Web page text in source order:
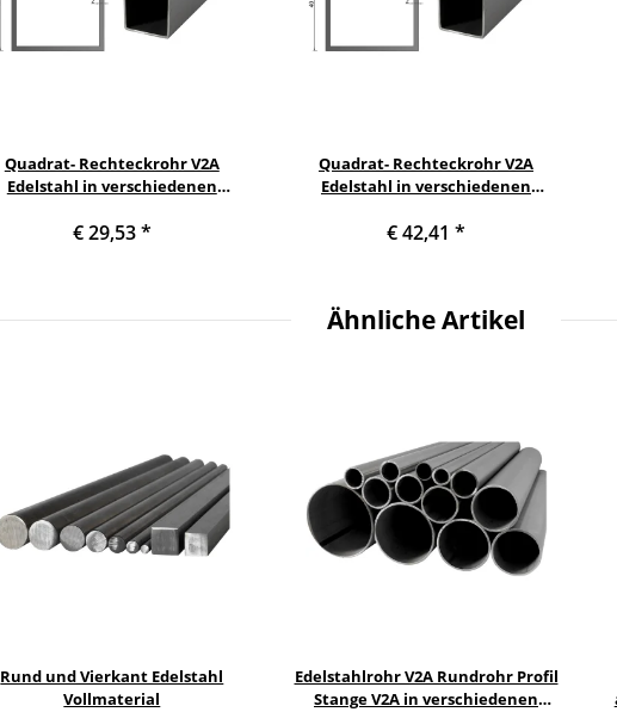
Quadrat- Rechteckrohr V2A
Edelstahl in verschiedenen
am Stück Variante: Rechteck-
€ 29,53*
Quadrat- Rechteckrohr V2A
Edelstahl in verschiedenen
am Stück Variante: Rechteck-
€ 42,41 *
Ähnliche Artikel
Rund und Vierkant Edelstahl
Vollmaterial
Edelstahlrohr V2A Rundrohr Profil
Stange V2A in verschiedenen